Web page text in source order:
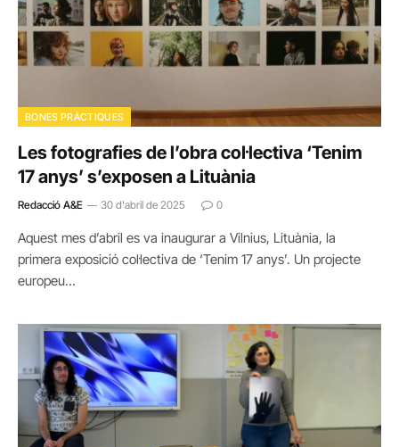
BONES PRÀCTIQUES
Les fotografies de l’obra col·lectiva ‘Tenim
17 anys’ s’exposen a Lituània
Redacció A&E 30 d'abril de 2025 0
Aquest mes d’abril es va inaugurar a Vilnius, Lituània, la
primera exposició col·lectiva de ‘Tenim 17 anys’. Un projecte
europeu…